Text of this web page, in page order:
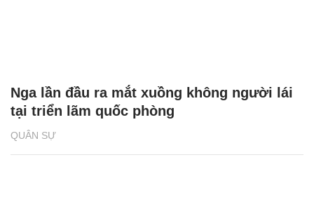
QUÂN SỰ
Nga lần đầu ra mắt xuồng không người lái
tại triển lãm quốc phòng